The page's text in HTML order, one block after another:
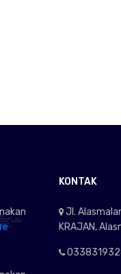
KONTAK
Jl.
KRAJAN,